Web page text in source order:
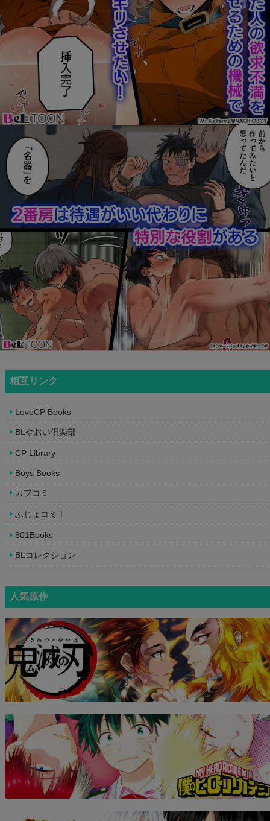
相互リンク
LoveCP Books
BLやおい倶楽部
CP Library
Boys Books
カプコミ
ふじょコミ！
801Books
BLコレクション
人気原作